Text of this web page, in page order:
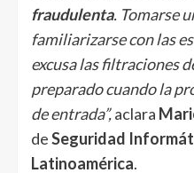
fraudulenta. Tomarse
familiarizarse con las
excusa las filtraciones
preparado cuando la
de entrada”,aclara
deSeguridad
Latinoamérica.